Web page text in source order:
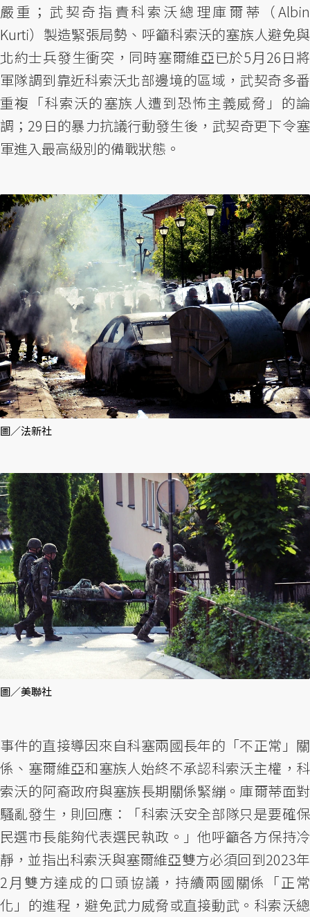
嚴重；武契奇指責科索沃總理庫爾蒂（Albin
Kurti）製造緊張局勢、呼籲科索沃的塞族人避免與
北約士兵發生衝突，同時塞爾維亞已於5月26日將
軍隊調到靠近科索沃北部邊境的區域，武契奇多番
重複「科索沃的塞族人遭到恐怖主義威脅」的論
調；29日的暴力抗議行動發生後，武契奇更下令塞
軍進入最高級別的備戰狀態。
圖／法新社
圖／美聯社
事件的直接導因來自科塞兩國長年的「不正常」關
係、塞爾維亞和塞族人始終不承認科索沃主權，科
索沃的阿裔政府與塞族長期關係緊繃。庫爾蒂面對
騷亂發生，則回應：「科索沃安全部隊只是要確保
民選市長能夠代表選民執政。」他呼籲各方保持冷
靜，並指出科索沃與塞爾維亞雙方必須回到2023年
2月雙方達成的口頭協議，持續兩國關係「正常
化」的進程，避免武力威脅或直接動武。科索沃總